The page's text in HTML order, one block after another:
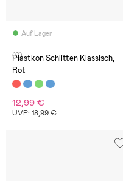
Auf Lager
(0)
Plastkon Schlitten Klassisch,
Rot
12,99 €
UVP: 18,99 €